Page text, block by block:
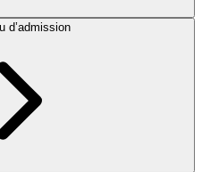
d’admission